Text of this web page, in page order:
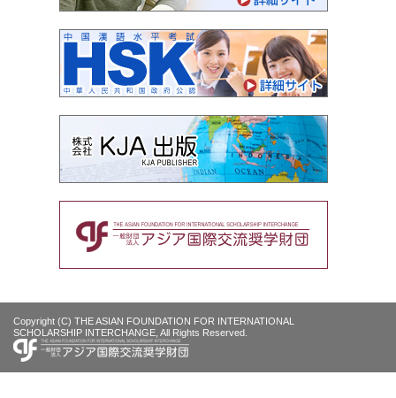
Copyright (C) THE ASIAN FOUNDATION FOR INTERNATIONAL
SCHOLARSHIP INTERCHANGE, All Rights Reserved.